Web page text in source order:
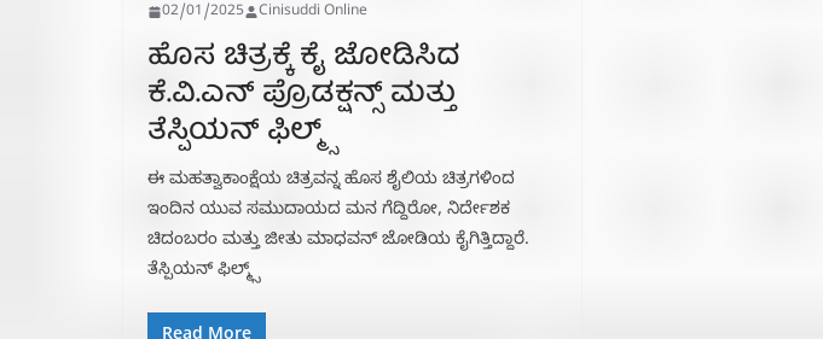
02/01/2025 Cinisuddi Online
ಹೊಸ ಚಿತ್ರಕ್ಕೆ ಕೈ ಜೋಡಿಸಿದ
ಕೆ.ವಿ.ಎನ್ ಪ್ರೊಡಕ್ಷನ್ಸ್ ಮತ್ತು
ತೆಸ್ಪಿಯನ್ ಫಿಲ್ಮ್ಸ್
ಈ ಮಹತ್ವಾಕಾಂಕ್ಷೆಯ ಚಿತ್ರವನ್ನ ಹೊಸ ಶೈಲಿಯ ಚಿತ್ರಗಳಿಂದ
ಇಂದಿನ ಯುವ ಸಮುದಾಯದ ಮನ ಗೆದ್ದಿರೋ, ನಿರ್ದೇಶಕ
ಚಿದಂಬರಂ ಮತ್ತು ಜೀತು ಮಾಧವನ್ ಜೋಡಿಯ ಕೈಗಿತ್ತಿದ್ದಾರೆ.
ತೆಸ್ಪಿಯನ್ ಫಿಲ್ಮ್ಸ್
Read More